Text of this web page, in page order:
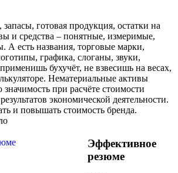
запасы, готовая продукция, остатки на
и средства – понятные, измеримые,
А есть названия, торговые марки,
графика, слоганы, звуки,
бухучёт, не взвесишь на весах,
Нематериальные активы
при расчёте стоимости
экономической деятельности.
и повышать стоимость бренда.
Эффективное
резюме